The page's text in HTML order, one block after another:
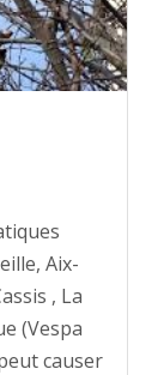
Aix-
, La
(Vespa
causer